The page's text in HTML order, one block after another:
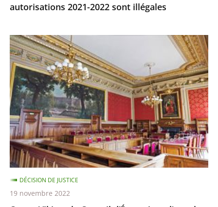
autorisations 2021-2022 sont illégales
Ocean
Viking
:
le
Conseil
d’État
rejette
l’appel
demandant
qu’il
soit
mis
fin,
DÉCISION DE JUSTICE
19 novembre 2022